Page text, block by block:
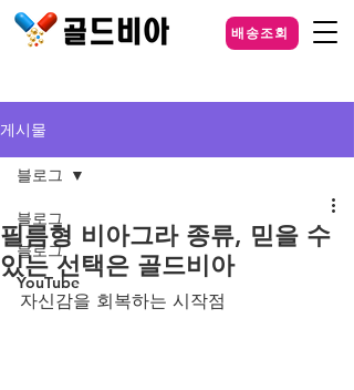
배송조회
게시물
블로그
블로그
YouTube
블로그
필름형 비아그라 종류, 믿을 수
있는 선택은 골드비아
자신감을 회복하는 시작점